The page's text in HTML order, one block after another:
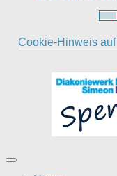
Cookie-Hinweis